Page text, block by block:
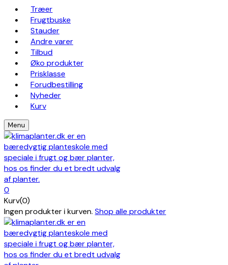
Træer
Frugtbuske
Stauder
Andre varer
Tilbud
Øko produkter
Prisklasse
Forudbestilling
Nyheder
Kurv
Menu
0
Kurv(0)
Ingen produkter i kurven. Shop alle produkter